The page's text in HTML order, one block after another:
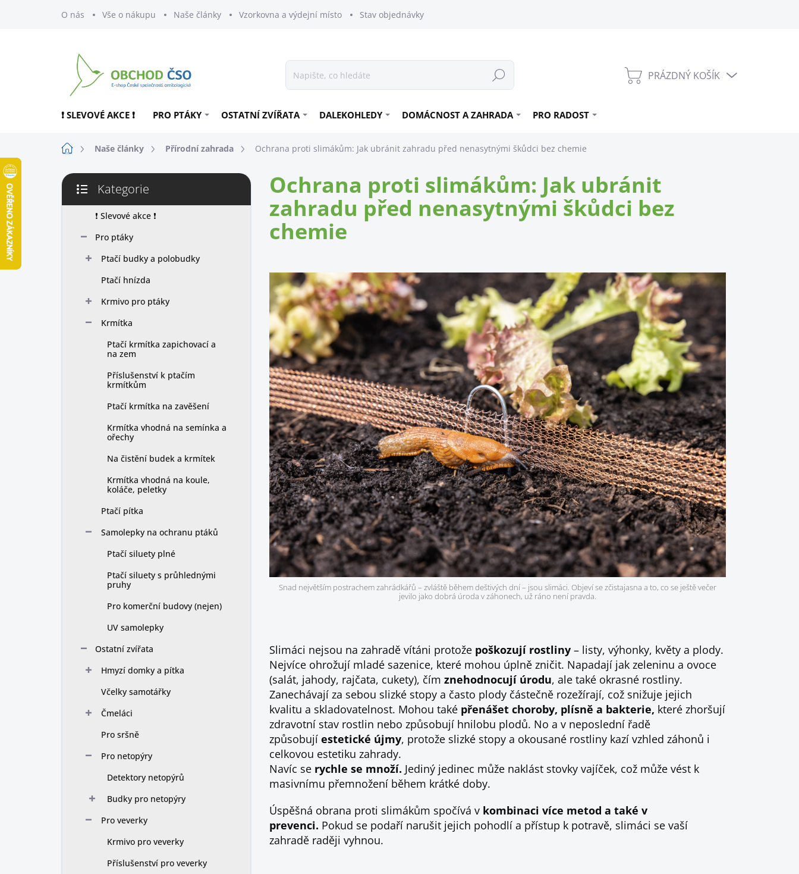
O nás Vše o nákupu Naše články Vzorkovna a výdejní místo Stav objednávky
Hledat NÁKUPNÍ
PRÁZDNÝ KOŠÍK
❗ SLEVOVÉ AKCE ❗ PRO PTÁKY OSTATNÍ ZVÍŘATA DALEKOHLEDY DOMÁCNOST A ZAHRADA PRO RADOST
DomůNaše články Přírodní zahrada Ochrana proti slimákům: Jak ubránit zahradu před nenasytnými škůdci bez chemie
P
s
Přeskočit
kategorie
Kategorie
❗ Slevové akce ❗
Pro ptáky
Ptačí budky a polobudky
Ptačí hnízda
Krmivo pro ptáky
Krmítka
Ptačí krmítka zapichovací a
na zem
Příslušenství k ptačím
krmítkům
Ptačí krmítka na zavěšení
Krmítka vhodná na semínka a
ořechy
Na čistění budek a krmítek
Krmítka vhodná na koule,
koláče, peletky
Ptačí pítka
Samolepky na ochranu ptáků
Ptačí siluety plné
Ptačí siluety s průhlednými
pruhy
Pro komerční budovy (nejen)
UV samolepky
Ostatní zvířata
Hmyzí domky a pítka
Včelky samotářky
Čmeláci
Pro sršně
Pro netopýry
Detektory netopýrů
Budky pro netopýry
Pro veverky
Krmivo pro veverky
Příslušenství pro veverky
Ochrana proti slimákům: Jak ubránit
zahradu před nenasytnými škůdci bez
chemie
Snad největším postrachem zahrádkářů – zvláště během deštivých dní – jsou slimáci. Objeví se zčistajasna a to, co se ještě večer
jevilo jako dobrá úroda v záhonech, už ráno není pravda.
Slimáci nejsou na zahradě vítáni protože poškozují rostliny – listy, výhonky, květy a plody.
Nejvíce ohrožují mladé sazenice, které mohou úplně zničit. Napadají jak zeleninu a ovoce
(salát, jahody, rajčata, cukety), čím znehodnocují úrodu, ale také okrasné rostliny.
Zanechávají za sebou slizké stopy a často plody částečně rozežírají, což snižuje jejich
kvalitu a skladovatelnost. Mohou také přenášet choroby, plísně a bakterie, které zhoršují
zdravotní stav rostlin nebo způsobují hnilobu plodů. No a v neposlední řadě
způsobují estetické újmy, protože slizké stopy a okousané rostliny kazí vzhled záhonů i
celkovou estetiku zahrady.
Navíc se rychle se množí. Jediný jedinec může naklást stovky vajíček, což může vést k
masivnímu přemnožení během krátké doby.
Úspěšná obrana proti slimákům spočívá v kombinaci více metod a také v
prevenci. Pokud se podaří narušit jejich pohodlí a přístup k potravě, slimáci se vaší
zahradě raději vyhnou.